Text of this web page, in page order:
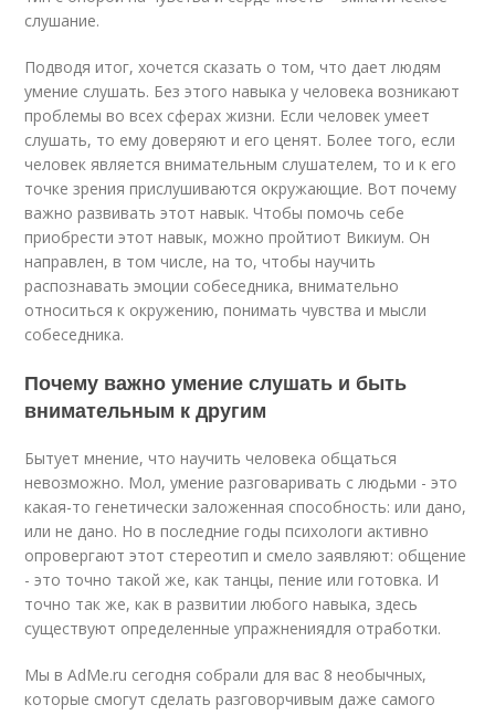
слушание.
Подводя итог, хочется сказать о том, что дает людям
умение слушать. Без этого навыка у человека возникают
проблемы во всех сферах жизни. Если человек умеет
слушать, то ему доверяют и его ценят. Более того, если
человек является внимательным слушателем, то и к его
точке зрения прислушиваются окружающие. Вот почему
важно развивать этот навык. Чтобы помочь себе
приобрести этот навык, можно пройтиот Викиум. Он
направлен, в том числе, на то, чтобы научить
распознавать эмоции собеседника, внимательно
относиться к окружению, понимать чувства и мысли
собеседника.
Почему важно умение слушать и быть
внимательным к другим
Бытует мнение, что научить человека общаться
невозможно. Мол, умение разговаривать с людьми - это
какая-то генетически заложенная способность: или дано,
или не дано. Но в последние годы психологи активно
опровергают этот стереотип и смело заявляют: общение
- это точно такой же, как танцы, пение или готовка. И
точно так же, как в развитии любого навыка, здесь
существуют определенные упражнениядля отработки.
Мы в AdMe.ru сегодня собрали для вас 8 необычных,
которые смогут сделать разговорчивым даже самого